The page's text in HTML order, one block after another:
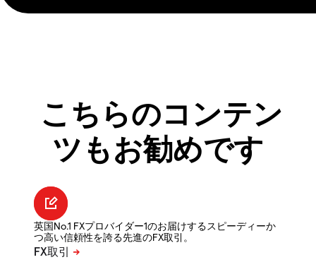
こちらのコンテン
ツもお勧めです
英国No.1 FXプロバイダー1のお届けするスピーディーか
つ高い信頼性を誇る先進のFX取引。